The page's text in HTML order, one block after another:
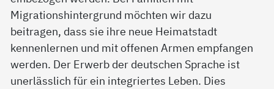
Migrationshintergrund möchten wir dazu
beitragen, dass sie ihre neue Heimatstadt
kennenlernen und mit offenen Armen empfangen
werden. Der Erwerb der deutschen Sprache ist
unerlässlich für ein integriertes Leben. Dies